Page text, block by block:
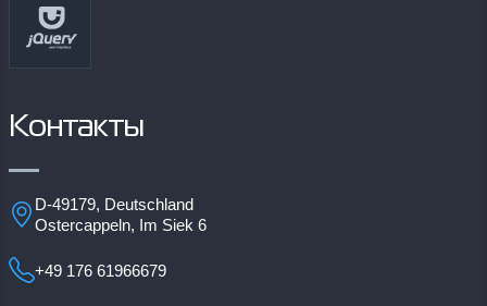
Контакты
D-49179, Deutschland
Ostercappeln, Im Siek 6
+49 176 61966679